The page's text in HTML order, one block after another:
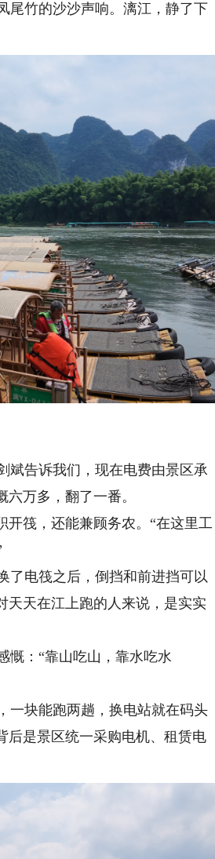
尾竹的沙沙声响。漓江，静了下
告诉我们，现在电费由景区承
万多，翻了一番。
筏，还能兼顾务农。“在这里工
电筏之后，倒挡和前进挡可以
天天在江上跑的人来说，是实实
：“靠山吃山，靠水吃水
块能跑两趟，换电站就在码头
后是景区统一采购电机、租赁电